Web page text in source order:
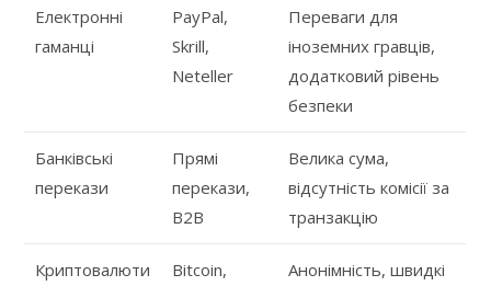
Електронні
гаманці
PayPal,
Skrill,
Neteller
Переваги для
іноземних гравців,
додатковий рівень
безпеки
Банківські
перекази
Прямі
перекази,
B2B
Велика сума,
відсутність комісії за
транзакцію
Криптовалюти
Bitcoin,
Анонімність, швидкі